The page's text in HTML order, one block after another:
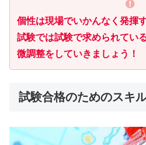
個性は現場でいかんなく発揮
試験では試験で求められてい
微調整をしていきましょう！
試験合格のためのスキ